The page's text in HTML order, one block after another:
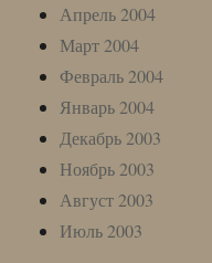
Апрель 2004
Март 2004
Февраль 2004
Январь 2004
Декабрь 2003
Ноябрь 2003
Август 2003
Июль 2003